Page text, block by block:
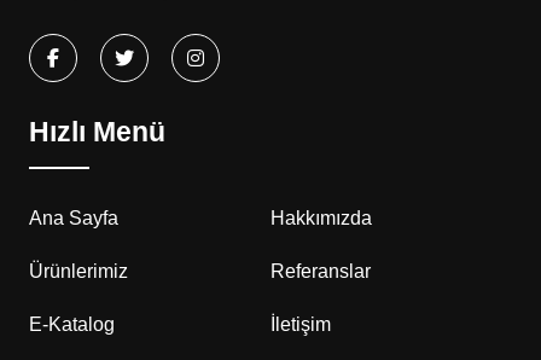
Hızlı Menü
Ana Sayfa Hakkımızda
Ürünlerimiz Referanslar
E-Katalog İletişim